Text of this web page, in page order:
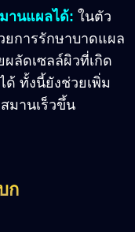
านแผลได้: ในตัว
การรักษาบาดแผล
ลัดเซลล์ผิวที่เกิด
ด้ ทั้งนี้ยังช่วยเพิ่ม
มานเร็วขึ้น
ก